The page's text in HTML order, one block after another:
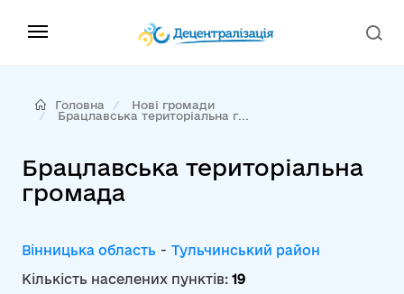
Головна
Нові громади
Брацлавська територіальна г...
Брацлавська територіальна
громада
Вінницька область - Тульчинський район
Кількість населених пунктів: 19